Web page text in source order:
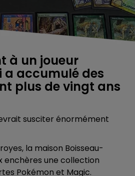
à un joueur
a accumulé des
plus de vingt ans
susciter énormément
la maison Boisseau-
enchères une collection
Pokémon et Magic.